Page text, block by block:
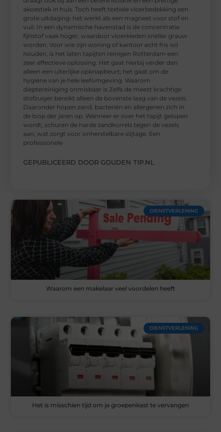
akoestiek in huis. Toch heeft textiele vloerbedekking een
grote uitdaging: het werkt als een magneet voor stof en
vuil. In een dynamische havenstad is de concentratie
fijnstof vaak hoger, waardoor vloerkleden sneller grauw
worden. Voor wie zijn woning of kantoor echt fris wil
houden, is het laten tapijten reinigen Rotterdam een
zeer effectieve oplossing. Het gaat hierbij verder dan
alleen een uiterlijke opknapbeurt; het gaat om de
hygiëne van je hele leefomgeving. Waarom
dieptereiniging onmisbaar is Zelfs de meest krachtige
stofzuiger bereikt alleen de bovenste laag van de vezels.
Daaronder hopen zand, bacteriën en allergenen zich in
de loop der jaren op. Wanneer er over het tapijt gelopen
wordt, schuren de harde zandkorrels tegen de vezels
aan, wat zorgt voor onherstelbare slijtage. Een
professionele
GEPUBLICEERD DOOR GOUDEN TIP.NL
DIENSTVERLENING
Waarom een makelaar veel voordelen heeft
DIENSTVERLENING
Het is misschien tijd om je groepenkast te vervangen